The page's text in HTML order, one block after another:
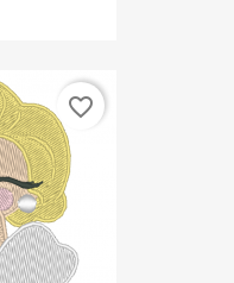
favorite_border